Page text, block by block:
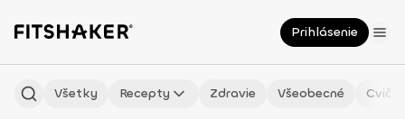
Prihlásenie
Všetky Recepty Zdravie Všeobecné